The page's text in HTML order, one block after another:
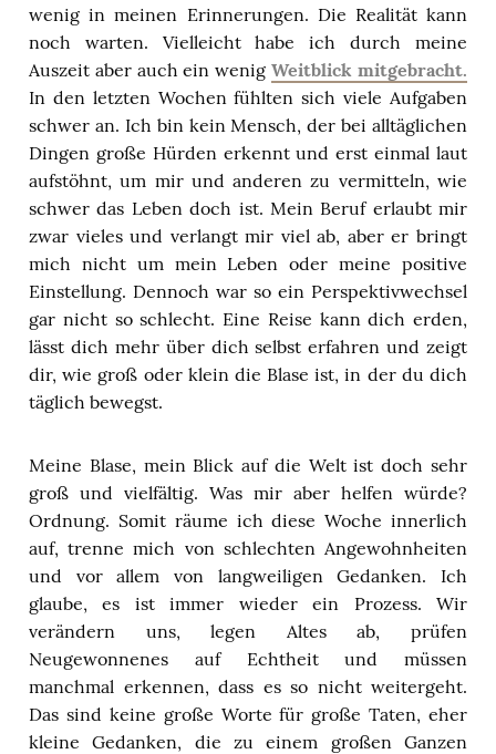
wenig in meinen Erinnerungen. Die Realität kann
noch warten. Vielleicht habe ich durch meine
Auszeit aber auch ein wenigWeitblick mitgebracht.
In den letzten Wochen fühlten sich viele Aufgaben
schwer an. Ich bin kein Mensch, der bei alltäglichen
Dingen große Hürden erkennt und erst einmal laut
aufstöhnt, um mir und anderen zu vermitteln, wie
schwer das Leben doch ist. Mein Beruf erlaubt mir
zwar vieles und verlangt mir viel ab, aber er bringt
mich nicht um mein Leben oder meine positive
Einstellung. Dennoch war so ein Perspektivwechsel
gar nicht so schlecht. Eine Reise kann dich erden,
lässt dich mehr über dich selbst erfahren und zeigt
dir, wie groß oder klein die Blase ist, in der du dich
täglich bewegst.
Meine Blase, mein Blick auf die Welt ist doch sehr
groß und vielfältig. Was mir aber helfen würde?
Ordnung. Somit räume ich diese Woche innerlich
auf, trenne mich von schlechten Angewohnheiten
und vor allem von langweiligen Gedanken. Ich
glaube, es ist immer wieder ein Prozess. Wir
verändern uns, legen Altes ab, prüfen
Neugewonnenes auf Echtheit und müssen
manchmal erkennen, dass es so nicht weitergeht.
Das sind keine große Worte für große Taten, eher
kleine Gedanken, die zu einem großen Ganzen